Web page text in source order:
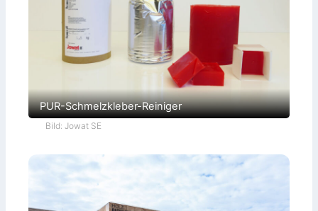
PUR-Schmelzkleber-Reiniger
Bild: Jowat SE